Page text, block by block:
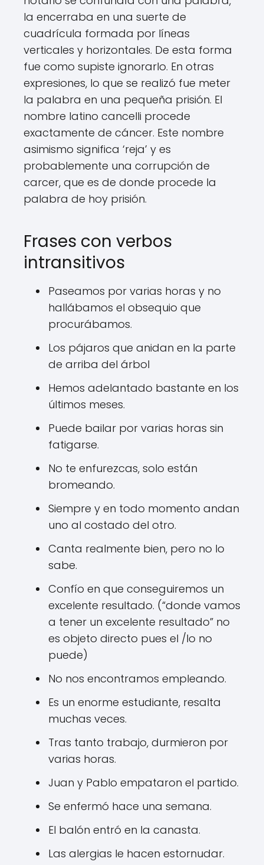
la encerraba en una suerte de
cuadrícula formada por líneas
verticales y horizontales. De esta forma
fue como supiste ignorarlo. En otras
expresiones, lo que se realizó fue meter
la palabra en una pequeña prisión. El
nombre latino cancelli procede
exactamente de cáncer. Este nombre
asimismo significa ‘reja’ y es
probablemente una corrupción de
carcer, que es de donde procede la
palabra de hoy prisión.
Frases con verbos
intransitivos
Paseamos por varias horas y no
hallábamos el obsequio que
procurábamos.
Los pájaros que anidan en la parte
de arriba del árbol
Hemos adelantado bastante en los
últimos meses.
Puede bailar por varias horas sin
fatigarse.
No te enfurezcas, solo están
bromeando.
Siempre y en todo momento andan
uno al costado del otro.
Canta realmente bien, pero no lo
sabe.
Confío en que conseguiremos un
excelente resultado. (“donde vamos
a tener un excelente resultado” no
es objeto directo pues el /lo no
puede)
No nos encontramos empleando.
Es un enorme estudiante, resalta
muchas veces.
Tras tanto trabajo, durmieron por
varias horas.
Juan y Pablo empataron el partido.
Se enfermó hace una semana.
El balón entró en la canasta.
Las alergias le hacen estornudar.